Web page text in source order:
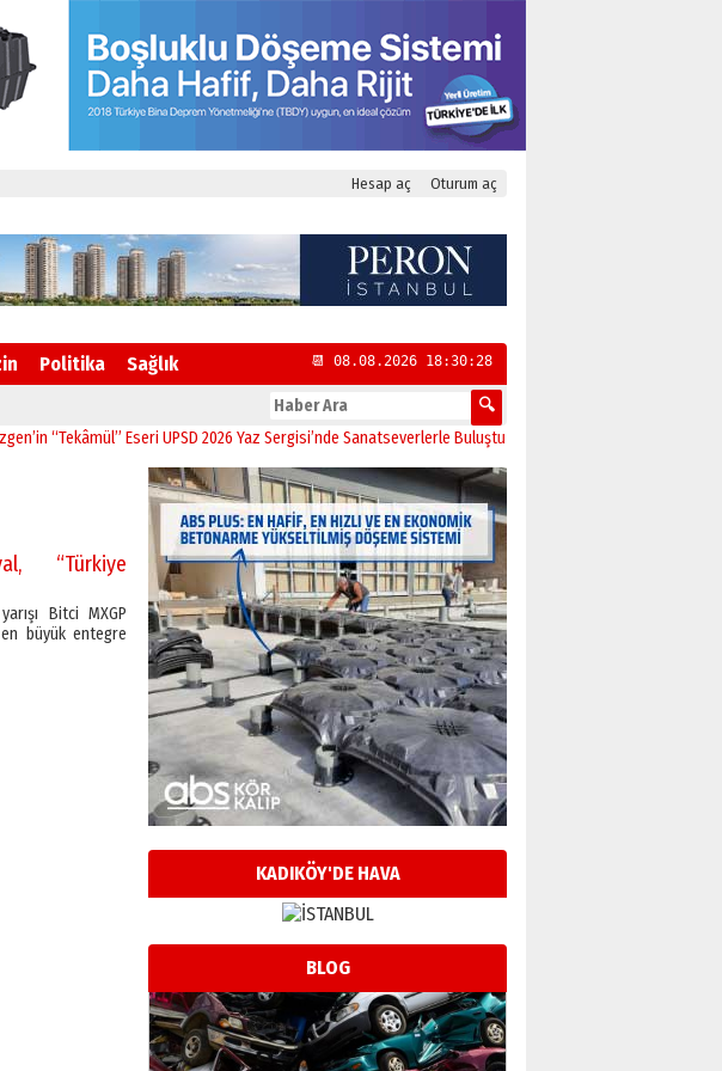
Hesap aç Oturum aç
Politika Sağlık 📆 08.08.2026 18:30:29
Eseri UPSD 2026 Yaz Sergisi’nde Sanatseverlerle Buluştu 11:21CHP Kadıköy İlçe Başkanlığı’na
“Türkiye
Bitci MXGP
büyük entegre
KADIKÖY'DE HAVA
BLOG